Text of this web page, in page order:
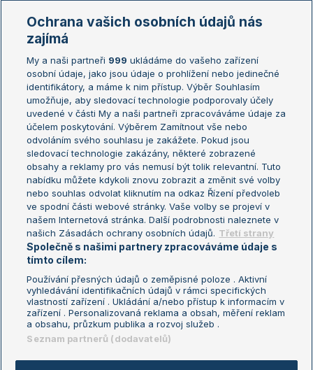
Žebříčky
Žebříček ATP (muži)
Žebříček WTA (ženy)
Sázkařský žebříček
Australian Open
French Open
Wimbledon
US Open
Turnaj mistrů
Turnaj mistryň
Aktualní trendy
Fotbalové přestupy
Livesport Daily
LS Prague Open
Podmínky užití
Nastavení soukromí
GDPR a žurnalistika
Reklama
Kontakt
Informace o zpracování osobních
údajů
Ochrana vašich osobních údajů nás
zajímá
My a naši partneři 999 ukládáme do vašeho zařízení
osobní údaje, jako jsou údaje o prohlížení nebo jedinečné
identifikátory, a máme k nim přístup. Výběr Souhlasím
umožňuje, aby sledovací technologie podporovaly účely
uvedené v části My a naši partneři zpracováváme údaje za
účelem poskytování. Výběrem Zamítnout vše nebo
odvoláním svého souhlasu je zakážete. Pokud jsou
sledovací technologie zakázány, některé zobrazené
obsahy a reklamy pro vás nemusí být tolik relevantní. Tuto
nabídku můžete kdykoli znovu zobrazit a změnit své volby
nebo souhlas odvolat kliknutím na odkaz Řízení předvoleb
ve spodní části webové stránky. Vaše volby se projeví v
našem Internetová stránka. Další podrobnosti naleznete v
našich Zásadách ochrany osobních údajů. Třetí strany
Společně s našimi partnery zpracováváme údaje s
tímto cílem:
Používání přesných údajů o zeměpisné poloze . Aktivní
vyhledávání identifikačních údajů v rámci specifických
vlastností zařízení . Ukládání a/nebo přístup k informacím v
zařízení . Personalizovaná reklama a obsah, měření reklam
a obsahu, průzkum publika a rozvoj služeb .
Seznam partnerů (dodavatelů)